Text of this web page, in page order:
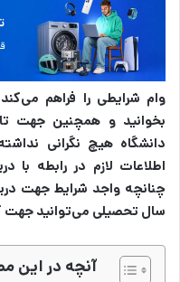
وام شرایطی را فراهم
بخوانید و همچنین جهت
دانشگاه هیچ نگرانی
اطلاعات لازم در رابطه با
چنانچه واجد شرایط جهت
سال تحصیلی می‌توانید جهت
آنچه در این